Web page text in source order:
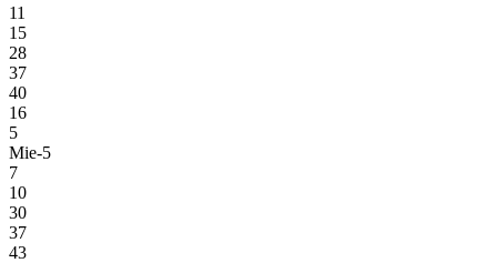
11
15
28
37
40
16
5
Mie-5
7
10
30
37
43